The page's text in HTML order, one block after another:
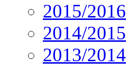
2015/2016
2014/2015
2013/2014